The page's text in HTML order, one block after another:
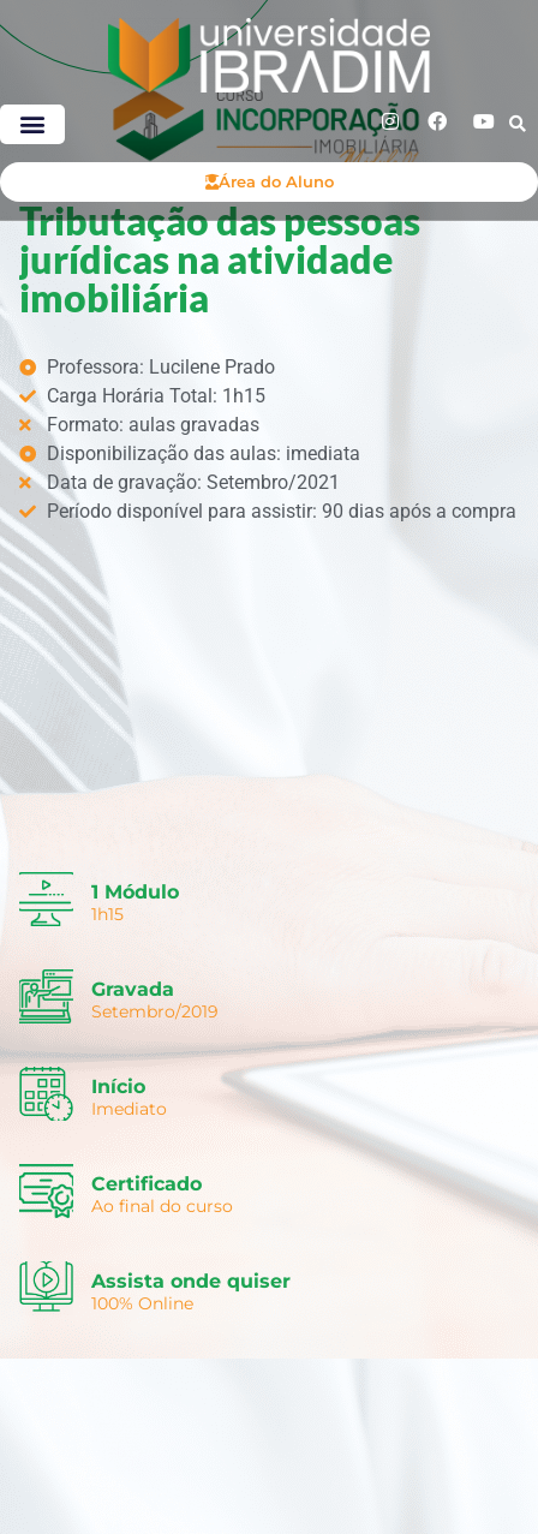
Área do Aluno
Tributação das pessoas
jurídicas na atividade
imobiliária
Professora: Lucilene Prado
Carga Horária Total: 1h15
Formato: aulas gravadas
Disponibilização das aulas: imediata
Data de gravação: Setembro/2021
Período disponível para assistir: 90 dias após a compra
1 Módulo
1h15
Gravada
Setembro/2019
Início
Imediato
Certificado
Ao final do curso
Assista onde quiser
100% Online